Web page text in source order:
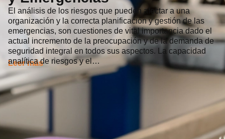
El análisis de los riesgos que pueden afectar a una
organización y la correcta planificación y gestión de las
emergencias, son cuestiones de vital importancia dado el
actual incremento de la preocupación y de la demanda de
seguridad integral en todos sus aspectos. La capacidad
analítica de riesgos y el…
Leer más